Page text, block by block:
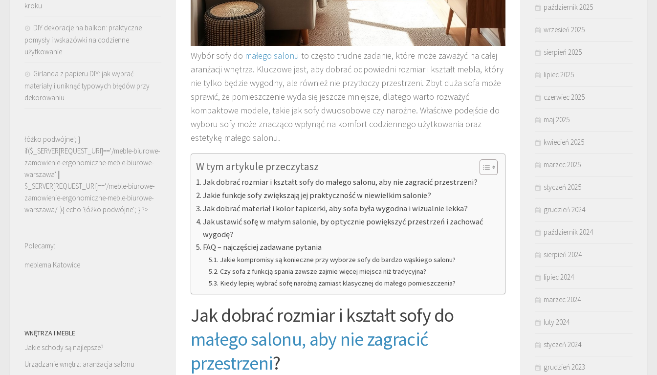
Wybór sofy do małego salonu to często trudne zadanie, które może zaważyć na całej
aranżacji wnętrza. Kluczowe jest, aby dobrać odpowiedni rozmiar i kształt mebla, który
nie tylko będzie wygodny, ale również nie przytłoczy przestrzeni. Zbyt duża sofa może
sprawić, że pomieszczenie wyda się jeszcze mniejsze, dlatego warto rozważyć
kompaktowe modele, takie jak sofy dwuosobowe czy narożne. Właściwe podejście do
wyboru sofy może znacząco wpłynąć na komfort codziennego użytkowania oraz
estetykę małego salonu.
W tym artykule przeczytasz
Jak dobrać rozmiar i kształt sofy do małego salonu, aby nie zagracić przestrzeni?
Jakie funkcje sofy zwiększają jej praktyczność w niewielkim salonie?
Jak dobrać materiał i kolor tapicerki, aby sofa była wygodna i wizualnie lekka?
Jak ustawić sofę w małym salonie, by optycznie powiększyć przestrzeń i zachować
wygodę?
FAQ – najczęściej zadawane pytania
Jakie kompromisy są konieczne przy wyborze sofy do bardzo wąskiego salonu?
Czy sofa z funkcją spania zawsze zajmie więcej miejsca niż tradycyjna?
Kiedy lepiej wybrać sofę narożną zamiast klasycznej do małego pomieszczenia?
Jak dobrać rozmiar i kształt sofy do
małego salonu, aby nie zagracić
przestrzeni?
kroku
DIY dekoracje na balkon: praktyczne
pomysły i wskazówki na codzienne
użytkowanie
Girlanda z papieru DIY: jak wybrać
materiały i uniknąć typowych błędów przy
dekorowaniu
łóżko podwójne'; }
if($_SERVER[REQUEST_URI]=='/meble-biurowe-
zamowienie-ergonomiczne-meble-biurowe-
warszawa' ||
$_SERVER[REQUEST_URI]=='/meble-biurowe-
zamowienie-ergonomiczne-meble-biurowe-
warszawa/' ){ echo 'łóżko podwójne'; } ?>
Polecamy:
meblema Katowice
WNĘTRZA I MEBLE
Jakie schody są najlepsze?
Urządzanie wnętrz: aranżacja salonu
październik 2025
wrzesień 2025
sierpień 2025
lipiec 2025
czerwiec 2025
maj 2025
kwiecień 2025
marzec 2025
styczeń 2025
grudzień 2024
październik 2024
sierpień 2024
lipiec 2024
marzec 2024
luty 2024
styczeń 2024
grudzień 2023